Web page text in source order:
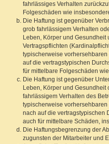
fahrlässiges Verhalten
Folgeschäden wie
Die Haftung ist gegenüber
grob fahrlässigem Verhalten
Leben, Körper und
Vertragspflichten
typischerweise
auf die vertragstypischen
für mittelbare Folgeschäden
Die Haftung ist gegenüber
Leben, Körper und
fahrlässigem Verhalten des
typischerweise
nach auf die vertragstypischen
auch für mittelbare Schäden,
Die Haftungsbegrenzung der
zugunsten der Mitarbeiter und